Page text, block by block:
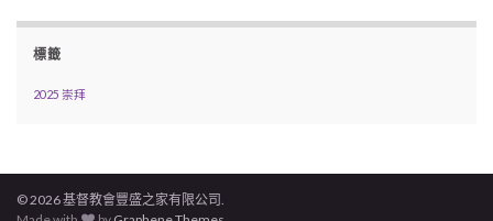
標籤
2025 崇拜
© 2026 基督教會豐盛之家有限公司.